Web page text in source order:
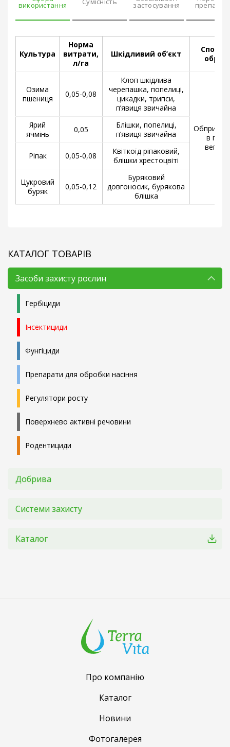
КАТАЛОГ ТОВАРІВ
Засоби захисту рослин
Гербіциди
Інсектициди
Фунгіциди
Препарати для обробки насіння
Регулятори росту
Поверхнево активні речовини
Родентициди
Добрива
Системи захисту
Каталог
використання застосування
Культура
Норма
витрати,
л/га
Шкідливий об’єкт
Озима
пшениця
0,05-0,08
Клоп шкідлива
черепашка, попелиці,
цикадки, трипси,
п’явиця звичайна
в
Ярий
ячмінь
0,05
Блішки, попелиці,
п’явиця звичайна
Ріпак 0,05-0,08
Квіткоїд ріпаковий,
блішки хрестоцвіті
Цукровий
буряк
0,05-0,12
Буряковий
довгоносик, бурякова
блішка
Про компанію
Каталог
Новини
Фотогалерея